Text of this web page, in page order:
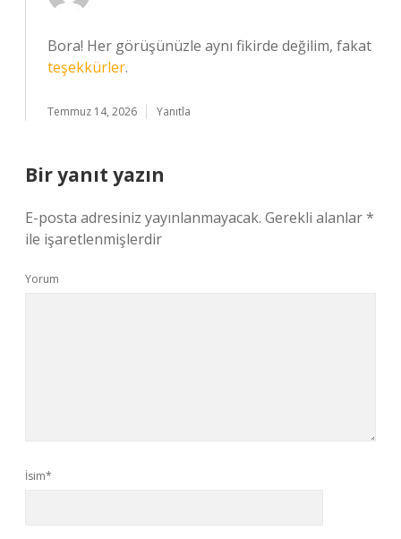
Bora! Her görüşünüzle aynı fikirde değilim, fakat
teşekkürler.
Temmuz 14, 2026 Yanıtla
Bir yanıt yazın
E-posta adresiniz yayınlanmayacak. Gerekli alanlar*
ile işaretlenmişlerdir
Yorum
İsim*